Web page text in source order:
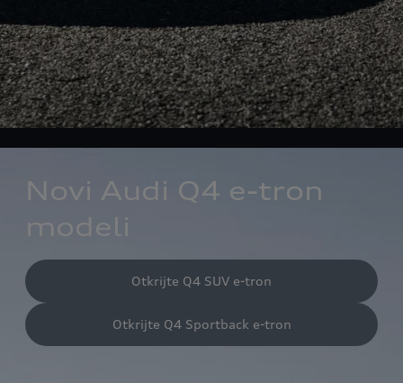
Novi Audi Q4 e-tron
modeli
Otkrijte Q4 SUV e-tron
Otkrijte Q4 Sportback e-tron